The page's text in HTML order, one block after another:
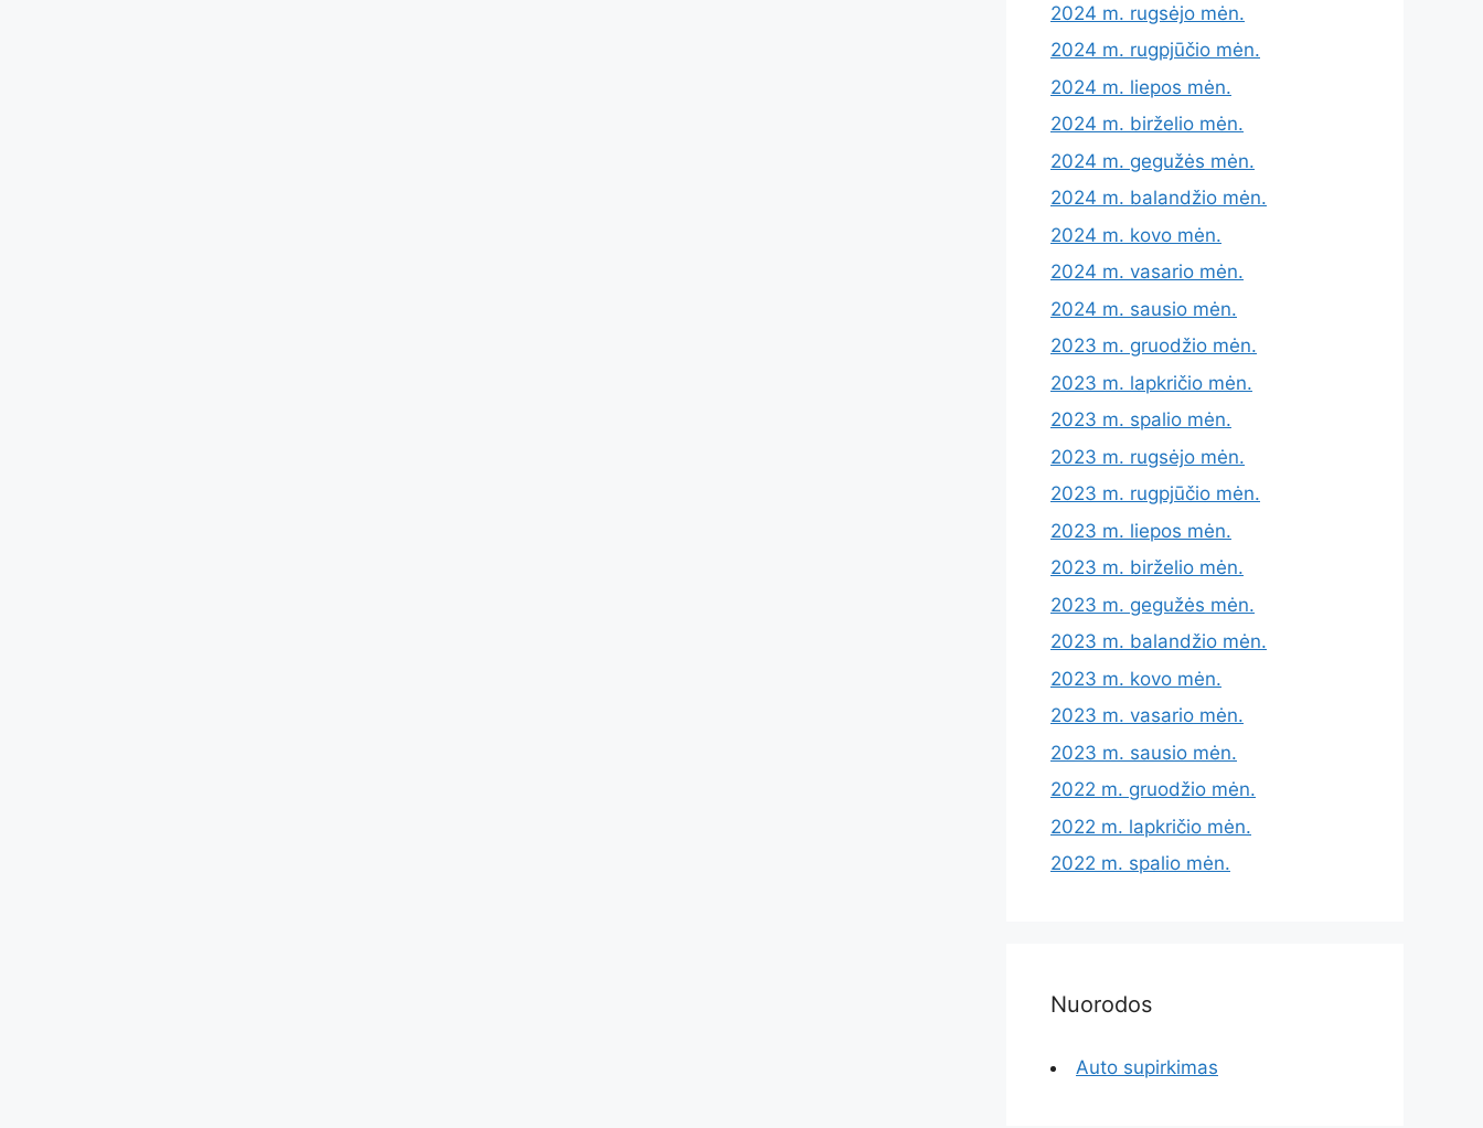
2024 m. rugsėjo mėn.
2024 m. rugpjūčio mėn.
2024 m. liepos mėn.
2024 m. birželio mėn.
2024 m. gegužės mėn.
2024 m. balandžio mėn.
2024 m. kovo mėn.
2024 m. vasario mėn.
2024 m. sausio mėn.
2023 m. gruodžio mėn.
2023 m. lapkričio mėn.
2023 m. spalio mėn.
2023 m. rugsėjo mėn.
2023 m. rugpjūčio mėn.
2023 m. liepos mėn.
2023 m. birželio mėn.
2023 m. gegužės mėn.
2023 m. balandžio mėn.
2023 m. kovo mėn.
2023 m. vasario mėn.
2023 m. sausio mėn.
2022 m. gruodžio mėn.
2022 m. lapkričio mėn.
2022 m. spalio mėn.
Nuorodos
Auto supirkimas